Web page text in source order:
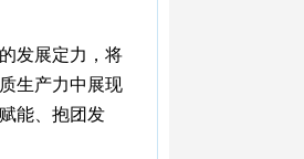
发展定力，将
生产力中展现
能、抱团发